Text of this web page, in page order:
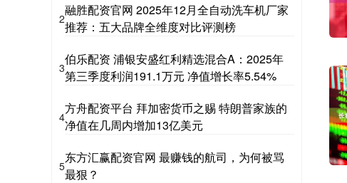
2
融胜配资官网 2025年12月全自动洗车机厂家
推荐：五大品牌全维度对比评测榜
3
伯乐配资 浦银安盛红利精选混合A：2025年
第三季度利润191.1万元 净值增长率5.54%
4
方舟配资平台 拜加密货币之赐 特朗普家族的
净值在几周内增加13亿美元
5
东方汇赢配资官网 最赚钱的航司，为何被骂
最狠？